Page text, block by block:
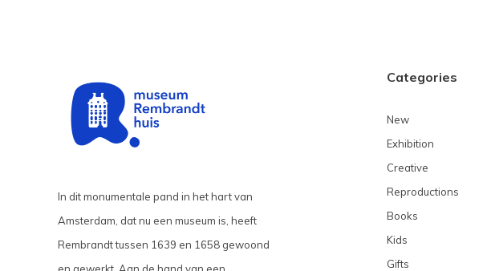
In dit monumentale pand in het hart van
Amsterdam, dat nu een museum is, heeft
Rembrandt tussen 1639 en 1658 gewoond
Categories
New
Exhibition
Creative
Reproductions
Books
Kids
Gifts